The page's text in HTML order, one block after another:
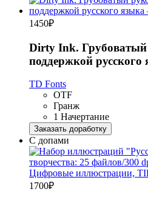
1450₽
Dirty Ink.
поддержкой русского
TD Fonts
OTF
Гранж
1 Начертание
Заказать доработку
С допами
1700₽